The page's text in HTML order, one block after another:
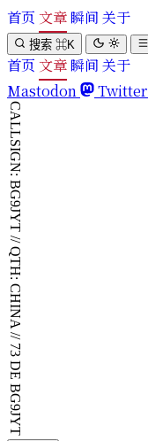
首页 文章瞬间 关于
搜索 ⌘K
首页 文章瞬间 关于
Mastodon
Twitter
CALLSIGN: BG9JYT // QTH: CHINA // 73 DE BG9JYT